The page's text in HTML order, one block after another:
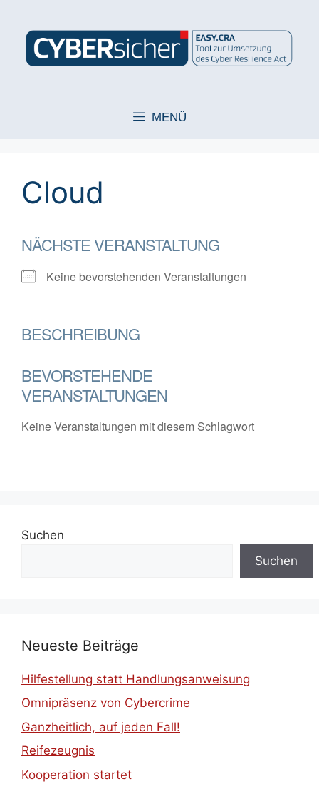
springen
MENÜ
Cloud
NÄCHSTE VERANSTALTUNG
Keine bevorstehenden Veranstaltungen
BESCHREIBUNG
BEVORSTEHENDE
VERANSTALTUNGEN
Keine Veranstaltungen mit diesem Schlagwort
Suchen
Suchen
Neueste Beiträge
Hilfestellung statt Handlungsanweisung
Omnipräsenz von Cybercrime
Ganzheitlich, auf jeden Fall!
Reifezeugnis
Kooperation startet